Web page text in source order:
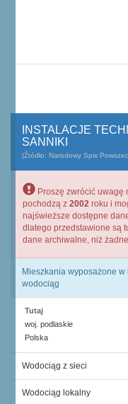
INSTALACJE
SANNIKI
(Źródło: Narodowy Spis
Proszę zwrócić uwagę
pochodzą z 2002 roku i
najświeższe dostępne
dlatego przedstawione są
dane archiwalne, niż
Mieszkania wyposażone
wodociąg
Tutaj
woj. podlaskie
Polska
Wodociąg z sieci
Wodociąg lokalny